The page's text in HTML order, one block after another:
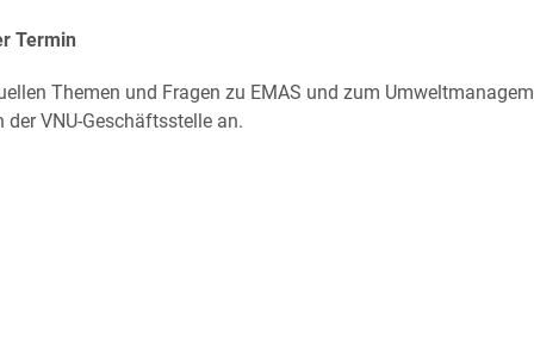
Termin
Themen und Fragen zu EMAS und zum
der VNU-Geschäftsstelle an.